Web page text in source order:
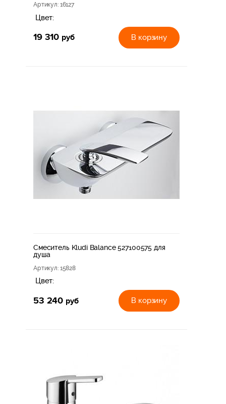
Артикул: 16127
Цвет:
19 310 руб В корзину
Смеситель Kludi Balance 527100575 для
душа
Артикул: 15828
Цвет:
53 240 руб В корзину